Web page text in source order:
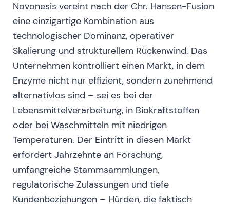
[59][60]
Narrativ:Mit der Aktionärszustimmung rückte
das regulatorische Genehmigungsverfahren
und die Frage möglicher Auflagen in den
Vordergrund.[59]
Charttechnik:Stabilisierende
Seitwärtsbewegung in Erwartung
kartellrechtlicher Freigaben.[54]
---
Dezember 2023 — Regulatorischer
Meilenstein: EU genehmigt Fusion unter
Auflagen
Ereignis:Die Europäische Kommission erteilte
eine bedingte Freigabe, verbunden mit der
Auflage zur Veräußerung von Teilen des
Novonesis vereint nach der Chr. Hansen-Fusion
eine einzigartige Kombination aus
technologischer Dominanz, operativer
Skalierung und strukturellem Rückenwind. Das
Unternehmen kontrolliert einen Markt, in dem
Enzyme nicht nur effizient, sondern zunehmend
alternativlos sind – sei es bei der
Lebensmittelverarbeitung, in Biokraftstoffen
oder bei Waschmitteln mit niedrigen
Temperaturen. Der Eintritt in diesen Markt
erfordert Jahrzehnte an Forschung,
umfangreiche Stammsammlungen,
regulatorische Zulassungen und tiefe
Kundenbeziehungen – Hürden, die faktisch